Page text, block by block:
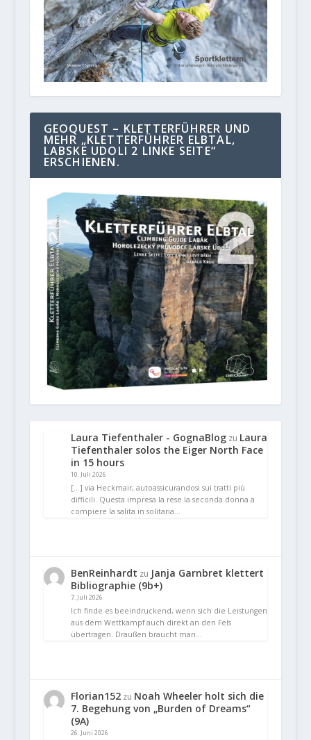
GEOQUEST – KLETTERFÜHRER UND
MEHR „KLETTERFÜHRER ELBTAL,
LABSKE UDOLI 2 LINKE SEITE“
ERSCHIENEN.
Laura Tiefenthaler - GognaBlogzu Laura
Tiefenthaler solos the Eiger North Face
in 15 hours
10. Juli 2026
[…] via Heckmair, autoassicurandosi sui tratti più
difficili. Questa impresa la rese la seconda donna a
compiere la salita in solitaria…
BenReinhardt zu Janja Garnbret klettert
Bibliographie (9b+)
7. Juli 2026
Ich finde es beeindruckend, wenn sich die Leistungen
aus dem Wettkampf auch direkt an den Fels
übertragen. Draußen braucht man…
Florian152zu Noah Wheeler holt sich die
7. Begehung von „Burden of Dreams“
(9A)
26. Juni 2026